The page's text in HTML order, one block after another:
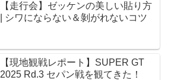
【走行会】ゼッケンの美しい貼り方
| シワにならない＆剝がれないコツ
【現地観戦レポート】SUPER GT
2025 Rd.3 セパン戦を観てきた！